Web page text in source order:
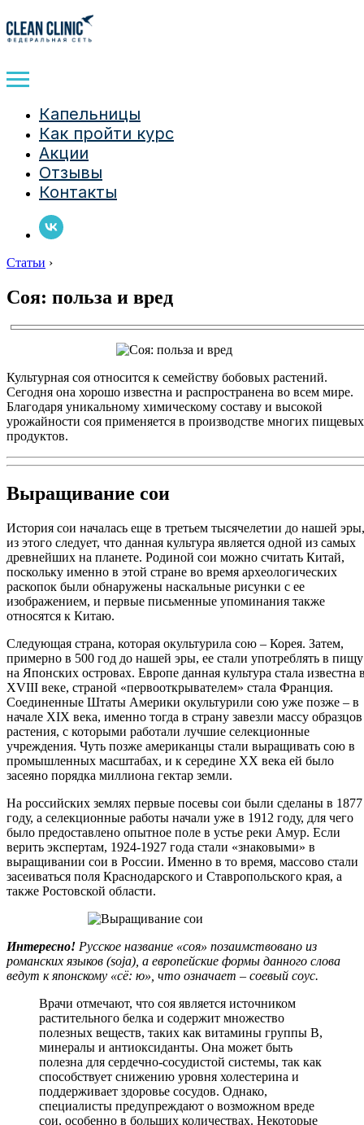
Капельницы
Как пройти курс
Акции
Отзывы
Контакты
Статьи ›
Соя: польза и вред
Культурная соя относится к семейству бобовых растений.
Сегодня она хорошо известна и распространена во всем мире.
Благодаря уникальному химическому составу и высокой
урожайности соя применяется в производстве многих пищевых
продуктов.
Выращивание сои
История сои началась еще в третьем тысячелетии до нашей эры,
из этого следует, что данная культура является одной из самых
древнейших на планете. Родиной сои можно считать Китай,
поскольку именно в этой стране во время археологических
раскопок были обнаружены наскальные рисунки с ее
изображением, и первые письменные упоминания также
относятся к Китаю.
Следующая страна, которая окультурила сою – Корея. Затем,
примерно в 500 год до нашей эры, ее стали употреблять в пищу
на Японских островах. Европе данная культура стала известна
XVIII веке, страной «первооткрывателем» стала Франция.
Соединенные Штаты Америки окультурили сою уже позже – в
начале XIX века, именно тогда в страну завезли массу образцов
растения, с которыми работали лучшие селекционные
учреждения. Чуть позже американцы стали выращивать сою в
промышленных масштабах, и к середине XX века ей было
засеяно порядка миллиона гектар земли.
На российских землях первые посевы сои были сделаны в 1877
году, а селекционные работы начали уже в 1912 году, для чего
было предоставлено опытное поле в устье реки Амур. Если
верить экспертам, 1924-1927 года стали «знаковыми» в
выращивании сои в России. Именно в то время, массово стали
засеиваться поля Краснодарского и Ставропольского края, а
также Ростовской области.
Интересно! Русское название «соя» позаимствовано из
романских языков (soja), а европейские формы данного слова
ведут к японскому «сё: ю», что означает – соевый соус.
Врачи отмечают, что соя является источником
растительного белка и содержит множество
полезных веществ, таких как витамины группы B,
минералы и антиоксиданты. Она может быть
полезна для сердечно-сосудистой системы, так как
способствует снижению уровня холестерина и
поддерживает здоровье сосудов. Однако,
специалисты предупреждают о возможном вреде
сои, особенно в больших количествах. Некоторые